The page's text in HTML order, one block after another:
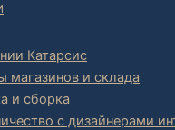
Катарсис
магазинов и склада
и сборка
с дизайнерами